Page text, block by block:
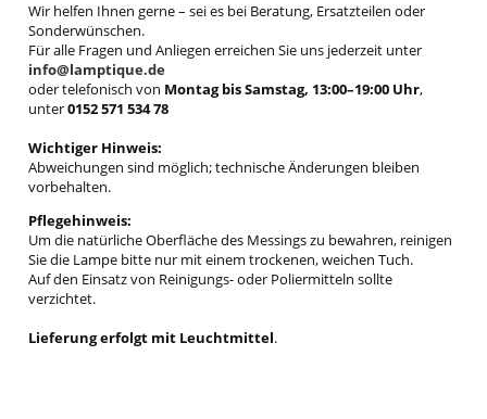
Wir helfen Ihnen gerne – sei es bei Beratung, Ersatzteilen oder
Sonderwünschen.
Für alle Fragen und Anliegen erreichen Sie uns jederzeit unter
info@lamptique.de
oder telefonisch von Montag bis Samstag, 13:00–19:00 Uhr,
unter0152 571 534 78
Wichtiger Hinweis:
Abweichungen sind möglich; technische Änderungen bleiben
vorbehalten.
Pflegehinweis:
Um die natürliche Oberfläche des Messings zu bewahren, reinigen
Sie die Lampe bitte nur mit einem trockenen, weichen Tuch.
Auf den Einsatz von Reinigungs- oder Poliermitteln sollte
verzichtet.
Lieferung erfolgt mit Leuchtmittel.